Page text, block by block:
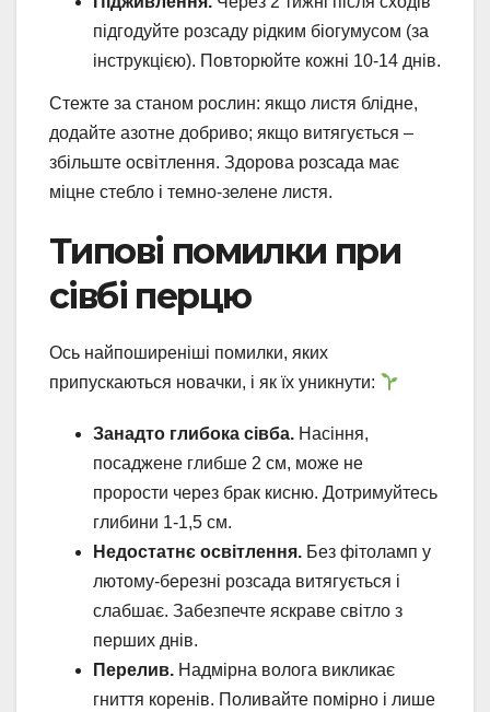
підгодуйте розсаду рідким біогумусом (за
інструкцією). Повторюйте кожні 10-14 днів.
Стежте за станом рослин: якщо листя блідне,
додайте азотне добриво; якщо витягується –
збільште освітлення. Здорова розсада має
міцне стебло і темно-зелене листя.
Типові помилки при
сівбі перцю
Ось найпоширеніші помилки, яких
припускаються новачки, і як їх уникнути:
Занадто глибока сівба. Насіння,
посаджене глибше 2 см, може не
прорости через брак кисню. Дотримуйтесь
глибини 1-1,5 см.
Недостатнє освітлення. Без фітоламп у
лютому-березні розсада витягується і
слабшає. Забезпечте яскраве світло з
перших днів.
Перелив. Надмірна волога викликає
гниття коренів. Поливайте помірно і лише